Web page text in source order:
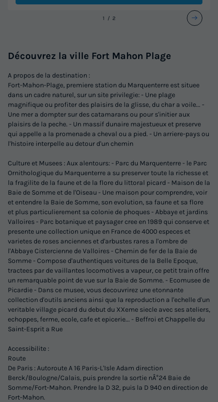
1 2
Découvrez la ville Fort Mahon Plage
A propos de la destination :
Fort-Mahon-Plage, premiere station du Marquenterre est situee
dans un cadre naturel, sur un site privilegie: - Une plage
magnifique ou profiter des plaisirs de la glisse, du char a voile... -
Une mer a dompter sur des catamarans ou pour s'initier aux
plaisirs de la peche. - Un massif dunaire majestueux et preserve
qui appelle a la promenade a cheval ou a pied. - Un arriere-pays ou
l'histoire interpelle au detour d'un chemin
Culture et Musees : Aux alentours: - Parc du Marquenterre - le Parc
Ornithologique du Marquenterre a su preserver toute la richesse et
la fragilite de la faune et de la flore du littoral picard - Maison de la
Baie de Somme et de l'Oiseau - Une maison pour comprendre, voir
et entendre la Baie de Somme, son evolution, sa faune et sa flore
et plus particulierement sa colonie de phoques - Abbaye et jardins
Valloires - Parc botanique et paysager cree en 1989 qui conserve et
presente une collection unique en France de 4000 especes et
varietes de roses anciennes et d'arbustes rares a l'ombre de
l'Abbaye Cistercienne de Valloires - Chemin de fer de la Baie de
Somme - Compose d'authentiques voitures de la Belle Epoque,
tractees par de vaillantes locomotives a vapeur, ce petit train offre
un remarquable point de vue sur la Baie de Somme. - Ecomusee de
Picardie - Dans ce musee, vous decouvrirez une etonnante
collection d'outils anciens ainsi que la reproduction a l'echelle d'un
veritable village picard du debut du XXeme siecle avec ses ateliers,
echoppes, ferme, ecole, cafe et epicerie... - Beffroi et Chappelle du
Saint-Esprit a Rue
Accessibilite :
Route
De Paris : Autoroute A 16 Paris-L'Isle Adam direction
Berck/Boulogne/Calais, puis prendre la sortie nÂ°24 Baie de
Somme/Fort-Mahon. Prendre la D 32, puis la D 940 en direction de
Fort-Mahon.